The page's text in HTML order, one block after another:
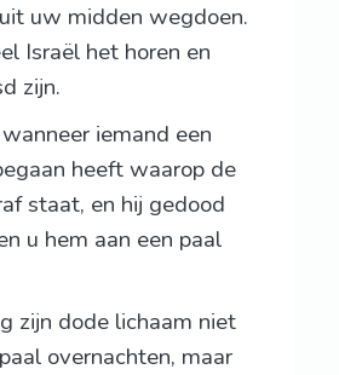
uw midden wegdoen.
Israël het horen en
zijn.
iemand een
heeft waarop de
staat, en hij gedood
u hem aan een paal
zijn dode lichaam niet
overnachten, maar